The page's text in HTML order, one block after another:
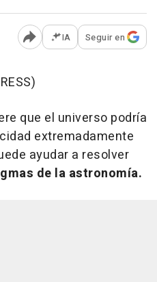
Abrir opciones para
IA Seguir en
que el universo podría
extremadamente
ayudar a resolver
de la astronomía.